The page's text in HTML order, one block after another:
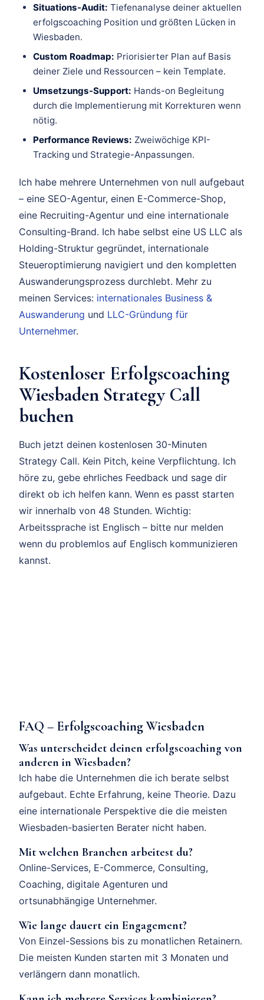
Situations-Audit: Tiefenanalyse deiner aktuellen
erfolgscoaching Position und größten Lücken in
Wiesbaden.
Custom Roadmap: Priorisierter Plan auf Basis
deiner Ziele und Ressourcen – kein Template.
Umsetzungs-Support: Hands-on Begleitung
durch die Implementierung mit Korrekturen wenn
nötig.
Performance Reviews: Zweiwöchige KPI-
Tracking und Strategie-Anpassungen.
Ich habe mehrere Unternehmen von null aufgebaut
– eine SEO-Agentur, einen E-Commerce-Shop,
eine Recruiting-Agentur und eine internationale
Consulting-Brand. Ich habe selbst eine US LLC als
Holding-Struktur gegründet, internationale
Steueroptimierung navigiert und den kompletten
Auswanderungsprozess durchlebt. Mehr zu
meinen Services: internationales Business &
Auswanderung und LLC-Gründung für
Unternehmer.
Kostenloser Erfolgscoaching
Wiesbaden Strategy Call
buchen
Buch jetzt deinen kostenlosen 30-Minuten
Strategy Call. Kein Pitch, keine Verpflichtung. Ich
höre zu, gebe ehrliches Feedback und sage dir
direkt ob ich helfen kann. Wenn es passt starten
wir innerhalb von 48 Stunden. Wichtig:
Arbeitssprache ist Englisch – bitte nur melden
wenn du problemlos auf Englisch kommunizieren
kannst.
FAQ – Erfolgscoaching Wiesbaden
Was unterscheidet deinen erfolgscoaching von
anderen in Wiesbaden?
Ich habe die Unternehmen die ich berate selbst
aufgebaut. Echte Erfahrung, keine Theorie. Dazu
eine internationale Perspektive die die meisten
Wiesbaden-basierten Berater nicht haben.
Mit welchen Branchen arbeitest du?
Online-Services, E-Commerce, Consulting,
Coaching, digitale Agenturen und
ortsunabhängige Unternehmer.
Wie lange dauert ein Engagement?
Von Einzel-Sessions bis zu monatlichen Retainern.
Die meisten Kunden starten mit 3 Monaten und
verlängern dann monatlich.